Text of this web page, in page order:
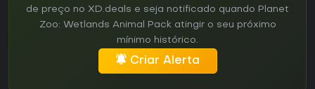
de preço no XD.deals e seja notificado quando Planet
Zoo: Wetlands Animal Pack atingir o seu próximo
mínimo histórico.
Criar Alerta